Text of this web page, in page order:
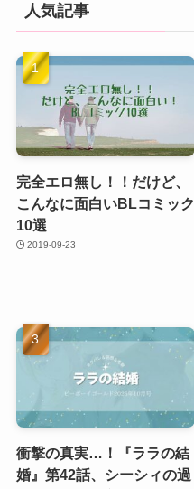
人気記事
完全エロ無し！！だけど、
こんなに面白いBLコミック
10選
2019-09-23
衝撃の真実…！『ララの結
婚』第42話、シーシィの過